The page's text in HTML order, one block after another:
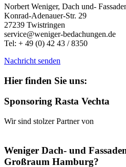
Norbert Weniger, Dach und-
Konrad-Adenauer-Str. 29
27239 Twistringen
service@weniger-bedachungen.de
Tel: + 49 (0) 42 43 / 8350
Nachricht senden
Hier finden Sie uns:
Sponsoring Rasta Vechta
Wir sind stolzer Partner von
Weniger Dach- und
Großraum Hamburg?